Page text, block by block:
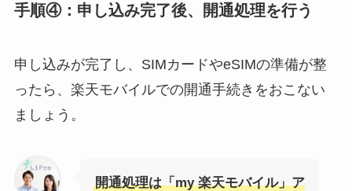
手順④：申し込み完了後、開通処理を行う
申し込みが完了し、SIMカードやeSIMの準備が整
ったら、楽天モバイルでの開通手続きをおこない
ましょう。
開通処理は「my 楽天モバイル」ア